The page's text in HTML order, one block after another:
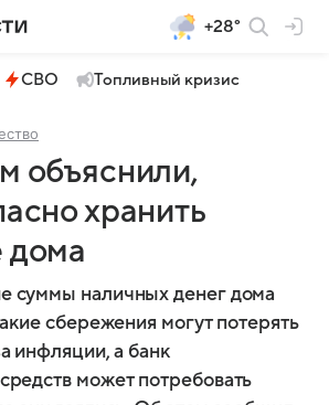
+28°
СВО Топливный кризис
объяснили,
хранить
дома
суммы наличных денег дома
сбережения могут потерять
инфляции, а банк
может потребовать